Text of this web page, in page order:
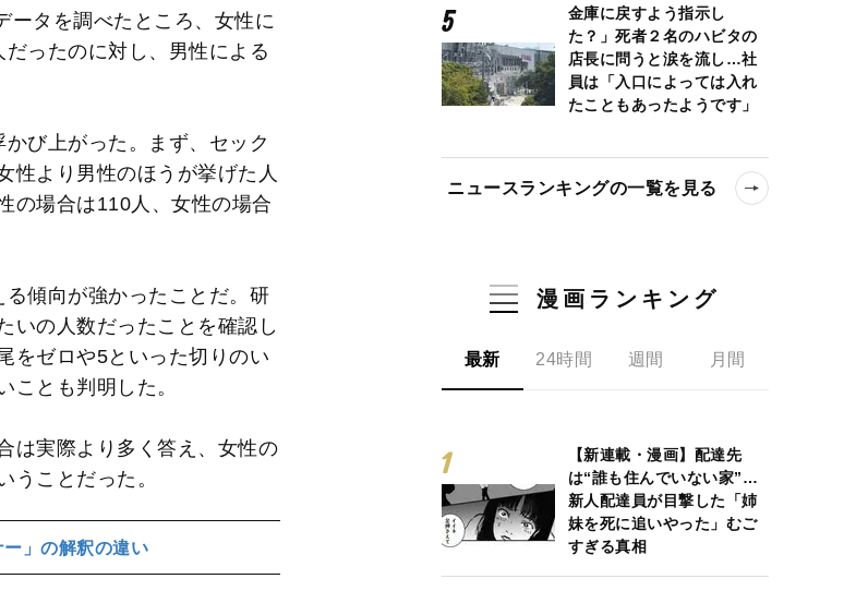
ータを調べたところ、女性に
ったのに対し、男性による
び上がった。まず、セック
性より男性のほうが挙げた人
の場合は110人、女性の場合
傾向が強かったことだ。研
いの人数だったことを確認し
をゼロや5といった切りのい
ことも判明した。
は実際より多く答え、女性の
うことだった。
ー」の解釈の違い
金庫に戻すよう指示し
た？」死者２名のハビタの
店長に問うと涙を流し…社
員は「入口によっては入れ
たこともあったようです」
ニュースランキングの一覧を見る
漫画ランキング
最新 24時間 週間 月間
【新連載・漫画】配達先
は“誰も住んでいない家”…
新人配達員が目撃した「姉
妹を死に追いやった」むご
すぎる真相